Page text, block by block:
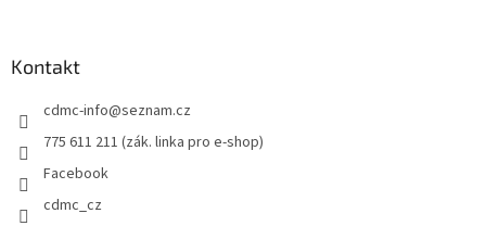
Kontakt
cdmc-info@seznam.cz
775 611 211 (zák. linka pro e-shop)
Facebook
cdmc_cz